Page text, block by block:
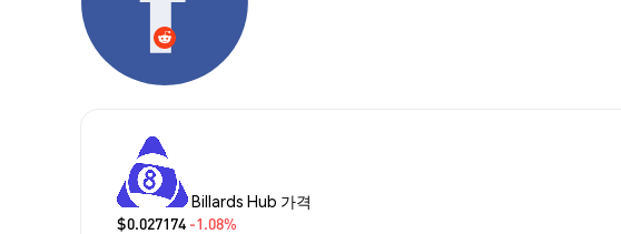
Billards Hub 가격
$0.027174 -1.08%